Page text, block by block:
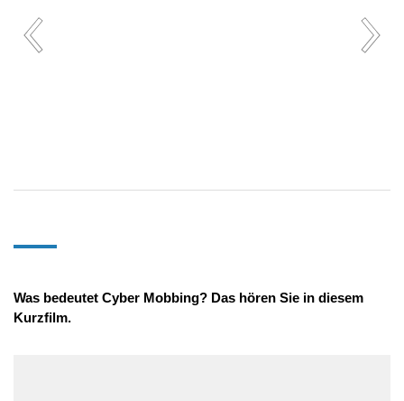
Was bedeutet Cyber Mobbing? Das hören Sie in diesem
Kurzfilm.